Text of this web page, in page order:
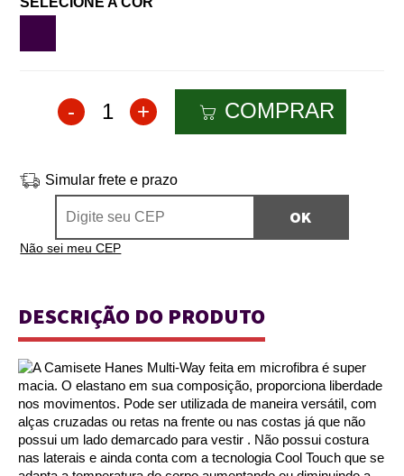
- 1 + COMPRAR
Simular frete e prazo
Não sei meu CEP
DESCRIÇÃO DO PRODUTO